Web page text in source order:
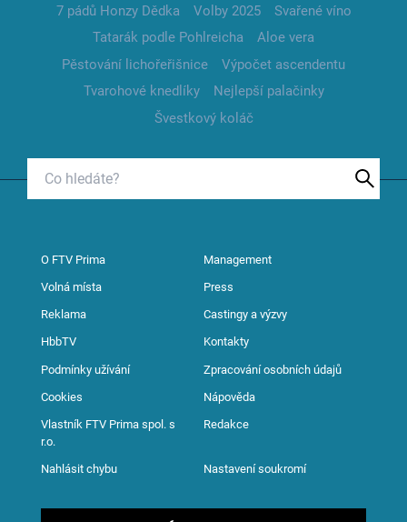
7 pádů Honzy Dědka
Volby 2025
Svařené víno
Tatarák podle Pohlreicha
Aloe vera
Pěstování lichořeřišnice
Výpočet ascendentu
Tvarohové knedlíky
Nejlepší palačinky
Švestkový koláč
O FTV Prima Management
Volná místa Press
Reklama Castingy a výzvy
HbbTV Kontakty
Podmínky užívání Zpracování osobních údajů
Cookies Nápověda
Vlastník FTV Prima spol. s
r.o.
Redakce
Nahlásit chybu Nastavení soukromí